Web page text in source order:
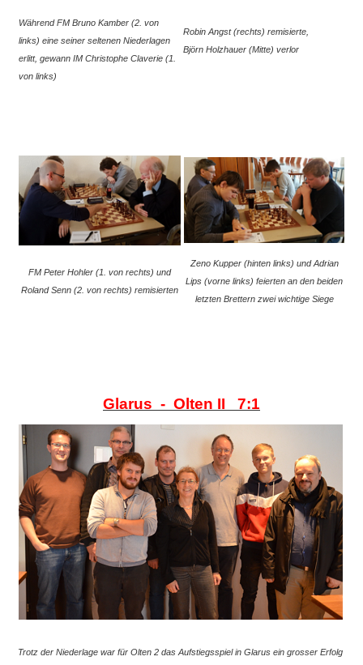
Während FM Bruno Kamber (2. von
links) eine seiner seltenen Niederlagen
erlitt, gewann IM Christophe Claverie (1.
von links)
Robin Angst (rechts) remisierte,
Björn Holzhauer (Mitte) verlor
FM Peter Hohler (1. von rechts) und
Roland Senn (2. von rechts) remisierten
Zeno Kupper (hinten links) und Adrian
Lips (vorne links) feierten an den beiden
letzten Brettern zwei wichtige Siege
Glarus - Olten II 7:1
Trotz der Niederlage war für Olten 2 das Aufstiegsspiel in Glarus ein grosser Erfolg